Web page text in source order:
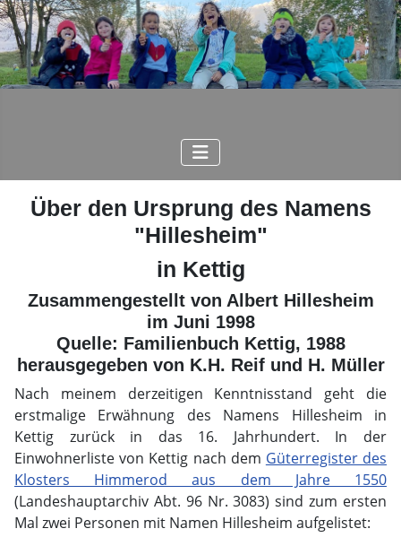
Über den Ursprung des Namens
"Hillesheim"
in Kettig
Zusammengestellt von Albert Hillesheim
im Juni 1998
Quelle: Familienbuch Kettig, 1988
herausgegeben von K.H. Reif und H. Müller
Nach meinem derzeitigen Kenntnisstand geht die
erstmalige Erwähnung des Namens Hillesheim in
Kettig zurück in das 16. Jahrhundert. In der
Einwohnerliste von Kettig nach dem Güterregister des
Klosters Himmerod aus dem Jahre 1550
(Landeshauptarchiv Abt. 96 Nr. 3083) sind zum ersten
Mal zwei Personen mit Namen Hillesheim aufgelistet: